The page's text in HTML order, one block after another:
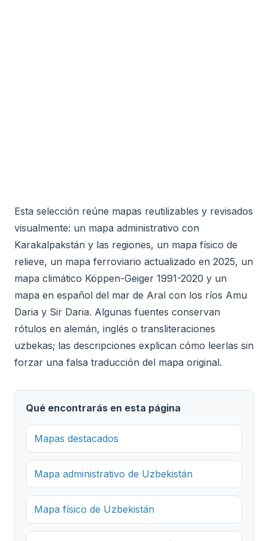
Esta selección reúne mapas reutilizables y revisados
visualmente: un mapa administrativo con
Karakalpakstán y las regiones, un mapa físico de
relieve, un mapa ferroviario actualizado en 2025, un
mapa climático Köppen-Geiger 1991-2020 y un
mapa en español del mar de Aral con los ríos Amu
Daria y Sir Daria. Algunas fuentes conservan
rótulos en alemán, inglés o transliteraciones
uzbekas; las descripciones explican cómo leerlas sin
forzar una falsa traducción del mapa original.
Qué encontrarás en esta página
Mapas destacados
Mapa administrativo de Uzbekistán
Mapa físico de Uzbekistán